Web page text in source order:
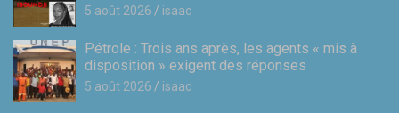
5 août 2026 isaac
Pétrole : Trois ans après, les agents « mis à
disposition » exigent des réponses
5 août 2026 isaac